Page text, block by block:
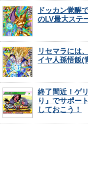
ドッカン覚醒
のLV最大ステ
リセマラには
イヤ人孫悟飯(
終了間近！ゲ
り』でサポー
しておこう！